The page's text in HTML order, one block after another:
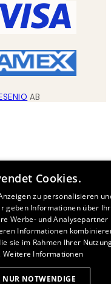
AB
Cookies.
zu personalisieren
geben Informationen über
Werbe- und Analysepartner
Informationen
sie im Rahmen Ihrer
Weitere Informationen
NUR NOTWENDIGE